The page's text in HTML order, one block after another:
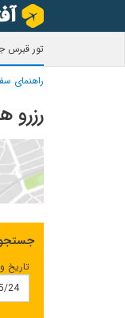
تور قبرس
راهنمای
رزرو
تاریخ